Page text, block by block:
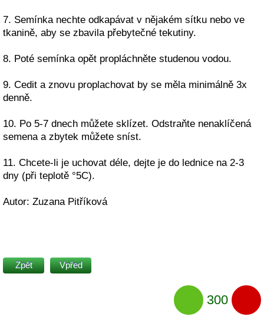
7. Semínka nechte odkapávat v nějakém sítku nebo ve
tkanině, aby se zbavila přebytečné tekutiny.
8. Poté semínka opět propláchněte studenou vodou.
9. Cedit a znovu proplachovat by se měla minimálně 3x
denně.
10. Po 5-7 dnech můžete sklízet. Odstraňte nenaklíčená
semena a zbytek můžete sníst.
11. Chcete-li je uchovat déle, dejte je do lednice na 2-3
dny (při teplotě °5C).
Autor: Zuzana Pitříková
Zpět Vpřed
300